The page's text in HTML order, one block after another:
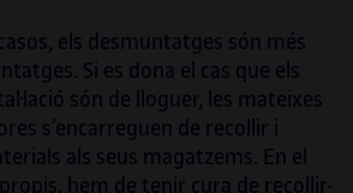
els desmuntatges són més
Si es dona el cas que els
són de lloguer, les mateixes
s’encarreguen de recollir i
als seus magatzems. En el
hem de tenir cura de recollir-
en ciència, cultura i comissariat,
aquests projectes, els
paradigmàtics d’aquest
entre art i ciència.